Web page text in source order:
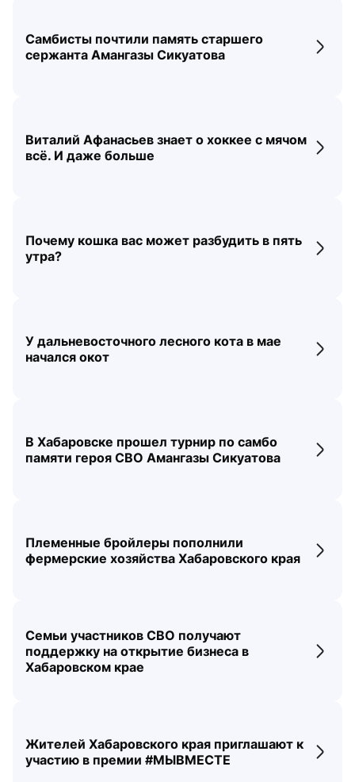
Самбисты почтили память старшего
сержанта Амангазы Сикуатова
Виталий Афанасьев знает о хоккее с мячом
всё. И даже больше
Почему кошка вас может разбудить в пять
утра?
У дальневосточного лесного кота в мае
начался окот
В Хабаровске прошел турнир по самбо
памяти героя СВО Амангазы Сикуатова
Племенные бройлеры пополнили
фермерские хозяйства Хабаровского края
Семьи участников СВО получают
поддержку на открытие бизнеса в
Хабаровском крае
Жителей Хабаровского края приглашают к
участию в премии #МЫВМЕСТЕ